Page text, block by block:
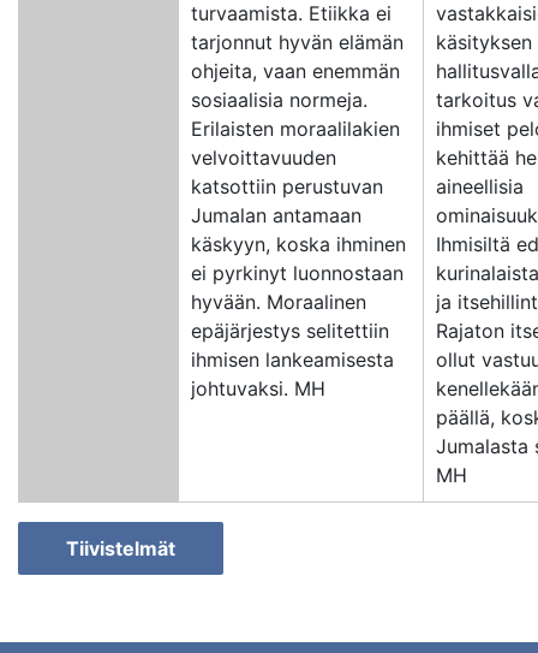
turvaamista. Etiikka ei
tarjonnut hyvän elämän
ohjeita, vaan enemmän
sosiaalisia normeja.
Erilaisten moraalilakien
velvoittavuuden
katsottiin perustuvan
Jumalan antamaan
käskyyn, koska ihminen
ei pyrkinyt luonnostaan
hyvään. Moraalinen
epäjärjestys selitettiin
ihmisen lankeamisesta
johtuvaksi. MH
käsityksen
tarkoitus
ihmiset
kehittää
aineellisia
Ihmisiltä
ja
Rajaton
ollut
päällä,
Jumalasta
MH
Tiivistelmät